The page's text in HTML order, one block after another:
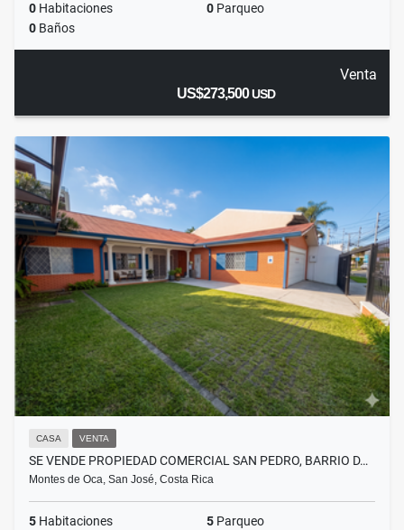
0 Habitaciones 0 Parqueo
0 Baños
Venta
US$273,500USD
CASA VENTA
SE VENDE PROPIEDAD COMERCIAL SAN PEDRO, BARRIO D…
Montes de Oca, San José, Costa Rica
5 Habitaciones 5 Parqueo